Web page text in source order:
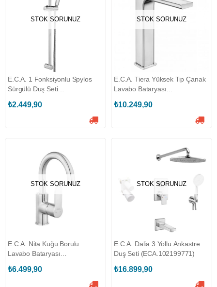
STOK SORUNUZ
E.C.A. 1 Fonksiyonlu Spylos
Sürgülü Duş Seti
₺2.449,90
STOK SORUNUZ
E.C.A. Tiera Yüksek Tip Çanak
Lavabo Bataryası
₺10.249,90
STOK SORUNUZ
E.C.A. Nita Kuğu Borulu
Lavabo Bataryası
₺6.499,90
STOK SORUNUZ
E.C.A. Dalia 3 Yollu Ankastre
Duş Seti (ECA.102199771)
₺16.899,90